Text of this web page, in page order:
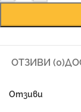
ОТЗИВИ (0)
Отзиви